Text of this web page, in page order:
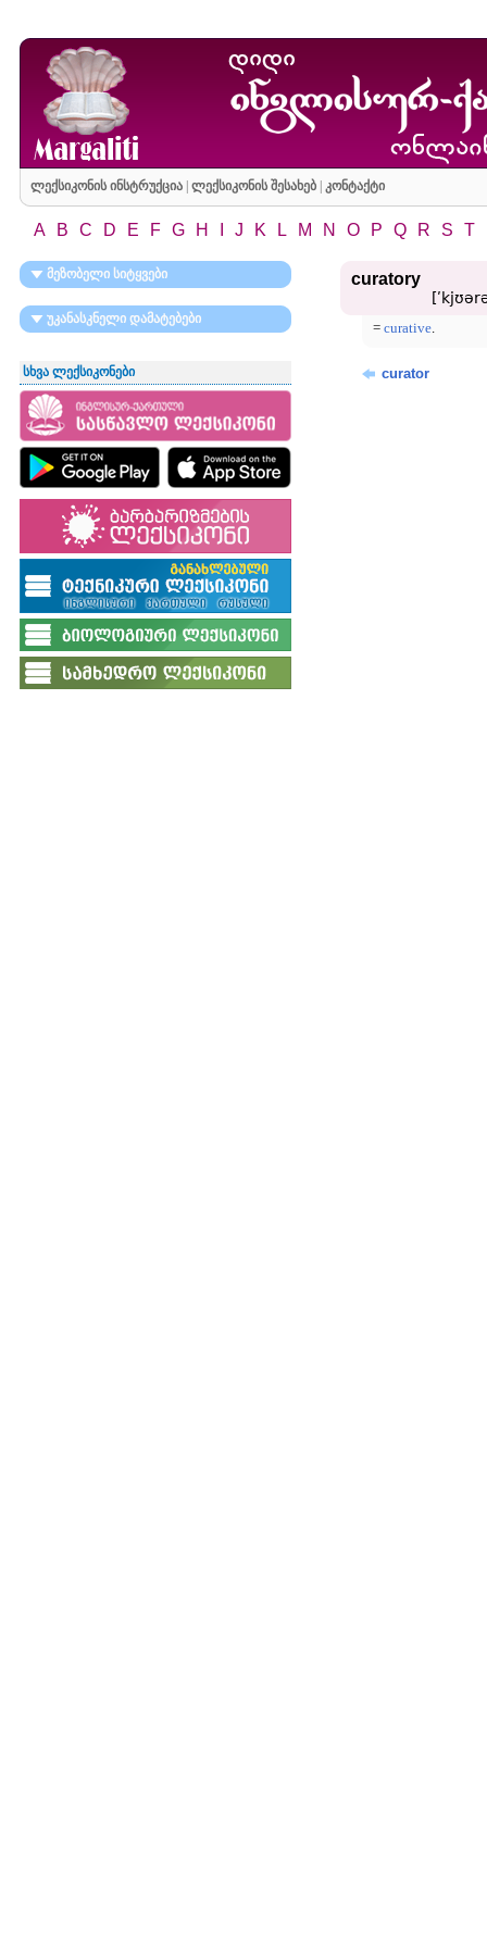
ლექსიკონის ინსტრუქცია| ლექსიკონის შესახებ| კონტაქტი
A B C D E F G H J K L M N O P Q R S T
მეზობელი სიტყვები
უკანასკნელი დამატებები
სხვა ლექსიკონები
curatory
= curative.
curator